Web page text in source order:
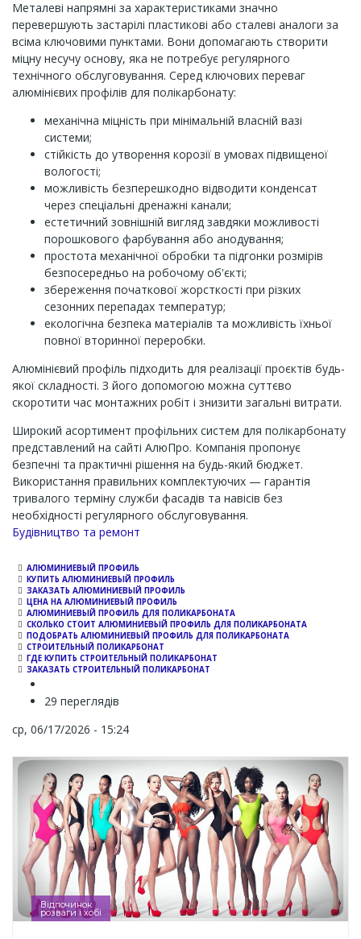
Металеві напрямні за характеристиками значно
перевершують застарілі пластикові або сталеві аналоги за
всіма ключовими пунктами. Вони допомагають створити
міцну несучу основу, яка не потребує регулярного
технічного обслуговування. Серед ключових переваг
алюмінієвих профілів для полікарбонату:
механічна міцність при мінімальній власній вазі
системи;
стійкість до утворення корозії в умовах підвищеної
вологості;
можливість безперешкодно відводити конденсат
через спеціальні дренажні канали;
естетичний зовнішній вигляд завдяки можливості
порошкового фарбування або анодування;
простота механічної обробки та підгонки розмірів
безпосередньо на робочому об'єкті;
збереження початкової жорсткості при різких
сезонних перепадах температур;
екологічна безпека матеріалів та можливість їхньої
повної вторинної переробки.
Алюмінієвий профіль підходить для реалізації проєктів будь-
якої складності. З його допомогою можна суттєво
скоротити час монтажних робіт і знизити загальні витрати.
Широкий асортимент профільних систем для полікарбонату
представлений на сайті АлюПро. Компанія пропонує
безпечні та практичні рішення на будь-який бюджет.
Використання правильних комплектуючих — гарантія
тривалого терміну служби фасадів та навісів без
необхідності регулярного обслуговування.
Channel
Будівництво та ремонт
АЛЮМИНИЕВЫЙ ПРОФИЛЬ
КУПИТЬ АЛЮМИНИЕВЫЙ ПРОФИЛЬ
ЗАКАЗАТЬ АЛЮМИНИЕВЫЙ ПРОФИЛЬ
ЦЕНА НА АЛЮМИНИЕВЫЙ ПРОФИЛЬ
АЛЮМИНИЕВЫЙ ПРОФИЛЬ ДЛЯ ПОЛИКАРБОНАТА
СКОЛЬКО СТОИТ АЛЮМИНИЕВЫЙ ПРОФИЛЬ ДЛЯ ПОЛИКАРБОНАТА
ПОДОБРАТЬ АЛЮМИНИЕВЫЙ ПРОФИЛЬ ДЛЯ ПОЛИКАРБОНАТА
СТРОИТЕЛЬНЫЙ ПОЛИКАРБОНАТ
ГДЕ КУПИТЬ СТРОИТЕЛЬНЫЙ ПОЛИКАРБОНАТ
ЗАКАЗАТЬ СТРОИТЕЛЬНЫЙ ПОЛИКАРБОНАТ
29 переглядів
ср, 06/17/2026 - 15:24
Відпочинок
розваги і хобі